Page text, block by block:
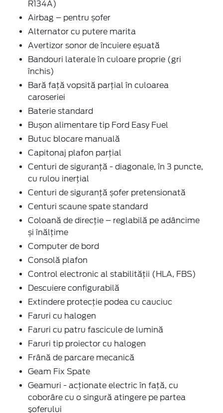
R134A)
Airbag – pentru șofer
Alternator cu putere marita
Avertizor sonor de încuiere eșuată
Bandouri laterale în culoare proprie (gri
închis)
Bară față vopsită parțial în culoarea
caroseriei
Baterie standard
Bușon alimentare tip Ford Easy Fuel
Butuc blocare manuală
Capitonaj plafon parţial
Centuri de siguranţă - diagonale, în 3 puncte,
cu rulou inerţial
Centuri de siguranţă șofer pretensionată
Centuri scaune spate standard
Coloană de direcție – reglabilă pe adâncime
și înălțime
Computer de bord
Consolă plafon
Control electronic al stabilității (HLA, FBS)
Descuiere configurabilă
Extindere protecție podea cu cauciuc
Faruri cu halogen
Faruri cu patru fascicule de lumină
Faruri tip proiector cu halogen
Frână de parcare mecanică
Geam Fix Spate
Geamuri - acţionate electric în faţă, cu
coborâre cu o singură atingere pe partea
şoferului